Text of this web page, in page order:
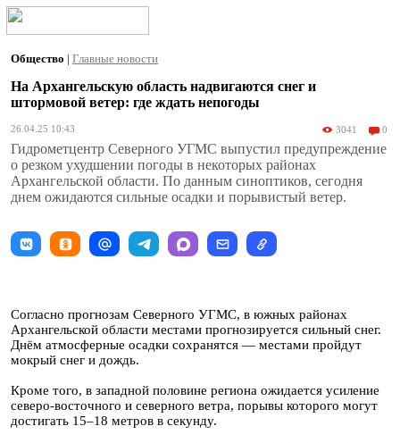
Общество | Главные новости
На Архангельскую область надвигаются снег и
штормовой ветер: где ждать непогоды
26.04.25 10:43 3041 0
Гидрометцентр Северного УГМС выпустил предупреждение
о резком ухудшении погоды в некоторых районах
Архангельской области. По данным синоптиков, сегодня
днем ожидаются сильные осадки и порывистый ветер.
Согласно прогнозам Северного УГМС, в южных районах
Архангельской области местами прогнозируется сильный снег.
Днём атмосферные осадки сохранятся — местами пройдут
мокрый снег и дождь.
Кроме того, в западной половине региона ожидается усиление
северо-восточного и северного ветра, порывы которого могут
достигать 15–18 метров в секунду.